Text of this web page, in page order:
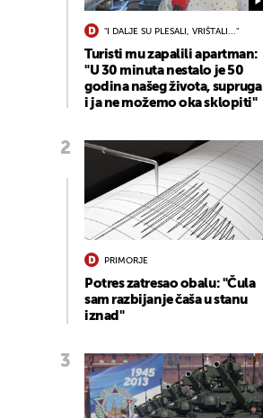
"I DALJE SU PLESALI, VRIŠTALI..."
Turisti mu zapalili apartman:
"U 30 minuta nestalo je 50
godina našeg života, supruga
i ja ne možemo oka sklopiti"
PRIMORJE
Potres zatresao obalu: "Čula
sam razbijanje čaša u stanu
iznad"